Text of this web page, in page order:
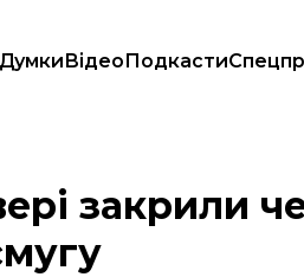
ДумкиВідеоПодкасти
злітну смугу
закрили